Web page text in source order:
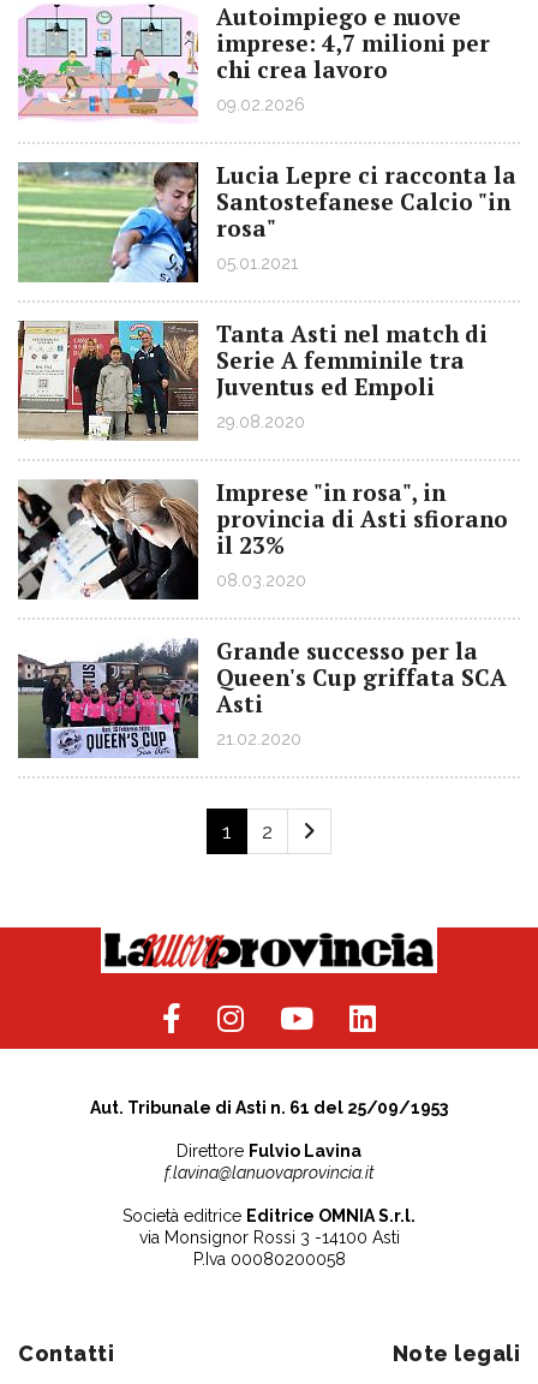
Autoimpiego e nuove
imprese: 4,7 milioni per
chi crea lavoro
09.02.2026
Lucia Lepre ci racconta la
Santostefanese Calcio "in
rosa"
05.01.2021
Tanta Asti nel match di
Serie A femminile tra
Juventus ed Empoli
29.08.2020
Imprese "in rosa", in
provincia di Asti sfiorano
il 23%
08.03.2020
Grande successo per la
Queen's Cup griffata SCA
Asti
21.02.2020
1 2
Aut. Tribunale di Asti n. 61 del 25/09/1953
Direttore Fulvio Lavina
f.lavina@lanuovaprovincia.it
Società editrice Editrice OMNIA S.r.l.
via Monsignor Rossi 3 -14100 Asti
P.Iva 00080200058
Contatti Note legali